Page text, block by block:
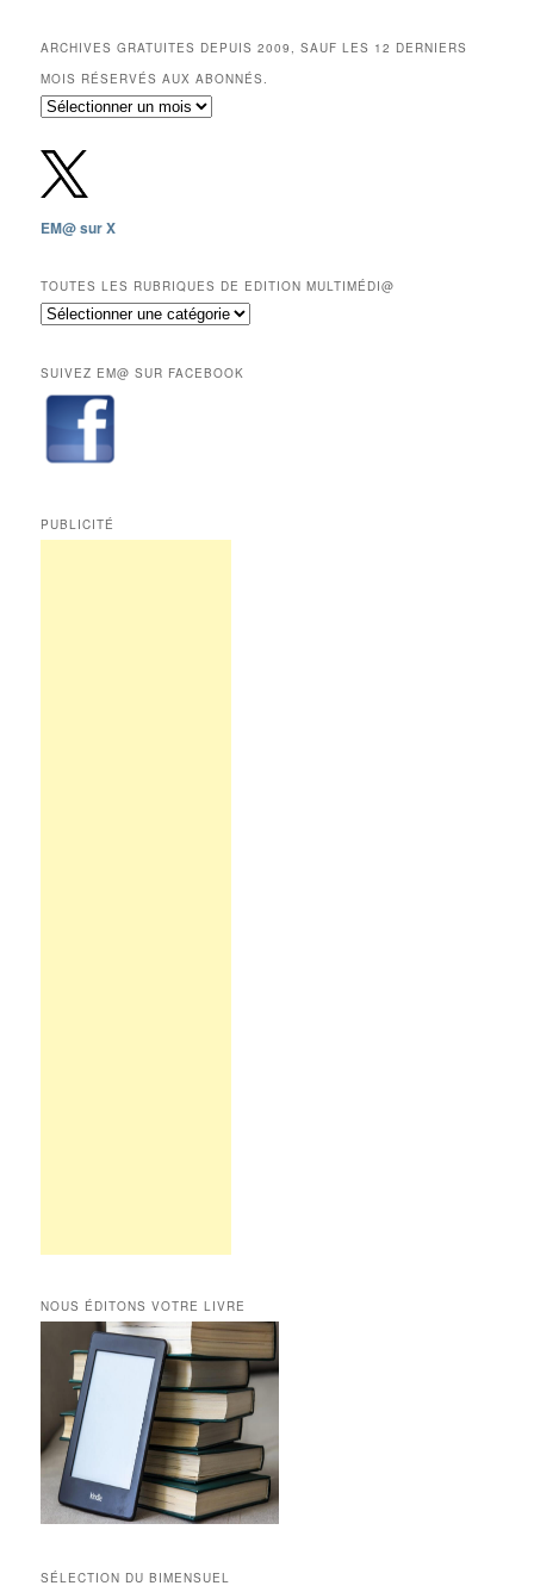
ARCHIVES GRATUITES DEPUIS 2009, SAUF LES 12 DERNIERS
MOIS RÉSERVÉS AUX ABONNÉS.
Archives
depuis
2009,
sauf
12
mois
réservés
aux
EM@ sur X
TOUTES LES RUBRIQUES DE EDITION MULTIMÉDI@
Toutes
de
Edition
Multimédi@
SUIVEZ EM@ SUR FACEBOOK
PUBLICITÉ
NOUS ÉDITONS VOTRE LIVRE
SÉLECTION DU BIMENSUEL